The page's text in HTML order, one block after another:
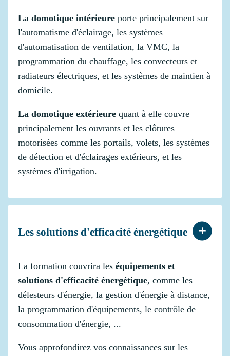
La domotique intérieure porte principalement sur
l'automatisme d'éclairage, les systèmes
d'automatisation de ventilation, la VMC, la
programmation du chauffage, les convecteurs et
radiateurs électriques, et les systèmes de maintien à
domicile.
La domotique extérieure quant à elle couvre
principalement les ouvrants et les clôtures
motorisées comme les portails, volets, les systèmes
de détection et d'éclairages extérieurs, et les
systèmes d'irrigation.
Les solutions d'efficacité énergétique
La formation couvrira les équipements et
solutions d'efficacité énergétique, comme les
délesteurs d'énergie, la gestion d'énergie à distance,
la programmation d'équipements, le contrôle de
consommation d'énergie, ...
Vous approfondirez vos connaissances sur les